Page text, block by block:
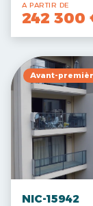
A PARTIR DE
242 300
Avant-
NIC-15942